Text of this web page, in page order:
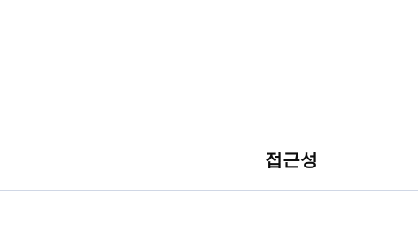
접근성